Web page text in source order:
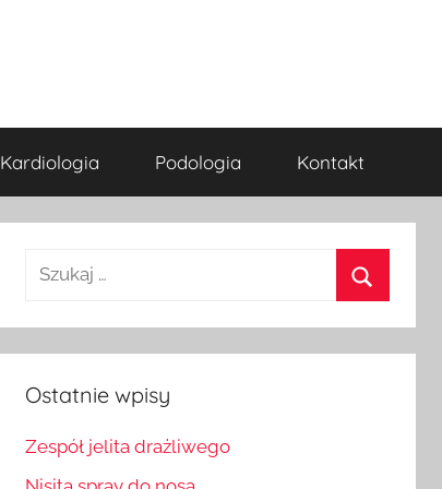
Kardiologia Podologia Kontakt
Szukaj:
Ostatnie wpisy
Zespół jelita drażliwego